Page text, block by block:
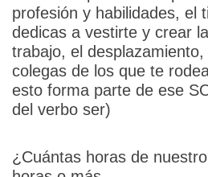
profesión y habilidades, el
dedicas a vestirte y crear
trabajo, el
colegas de los que te
esto forma parte de ese
del verbo ser)
¿Cuántas horas de